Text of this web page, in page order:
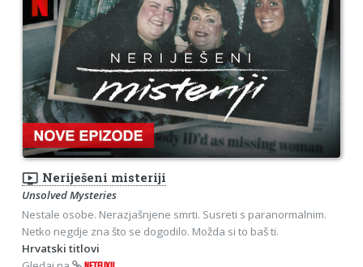
ondemand_video Neriješeni misteriji
Unsolved Mysteries
Nestale osobe. Nerazjašnjene smrti. Susreti s paranormalnim.
Netko negdje zna što se dogodilo. Možda si to baš ti.
Hrvatski titlovi